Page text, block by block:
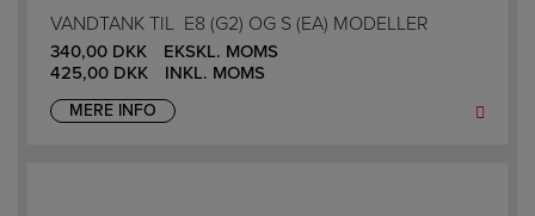
VANDTANK TIL E8 (G2) OG S (EA) MODELLER
340,00 DKK
EKSKL. MOMS
425,00 DKK INKL. MOMS
MERE INFO